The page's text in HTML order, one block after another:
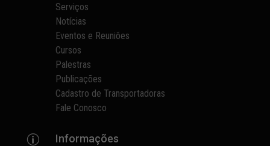
Serviços
Notícias
Eventos e Reuniões
Cursos
Palestras
Publicações
Cadastro de Transportadoras
Fale Conosco
p Informações